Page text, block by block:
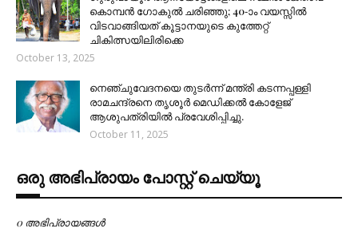
കൊമ്പൻ ഗോകുൽ ചരിഞ്ഞു; 40-ാം വയസ്സിൽ
വിടവാങ്ങിയത് കൂട്ടാനയുടെ കുത്തേറ്റ്
ചികിത്സയിലിരിക്കെ
October 13, 2025
നെഞ്ചുവേദനയെ തുടർന്ന് മന്ത്രി കടന്നപ്പള്ളി
രാമചന്ദ്രനെ തൃശൂർ മെഡിക്കൽ കോളേജ്
ആശുപത്രിയിൽ പ്രവേശിപ്പിച്ചു.
October 11, 2025
ഒരു അഭിപ്രായം പോസ്റ്റ് ചെയ്യൂ
0 അഭിപ്രായങ്ങള്‍